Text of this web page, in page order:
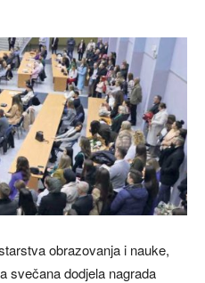
obrazovanja i nauke,
svečana dodjela nagrada